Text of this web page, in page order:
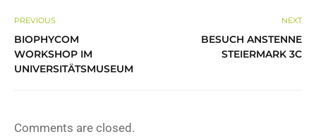
PREVIOUS
BIOPHYCOM
WORKSHOP IM
UNIVERSITÄTSMUSEUM
NEXT
BESUCH ANSTENNE
STEIERMARK 3C
Comments are closed.